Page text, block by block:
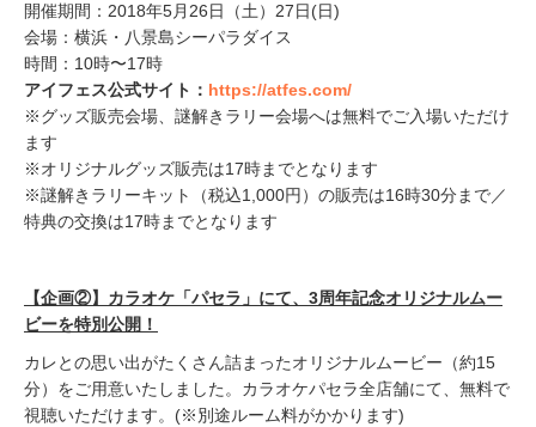
開催期間：2018年5月26日（土）27日(日)
会場：横浜・八景島シーパラダイス
時間：10時〜17時
アイフェス公式サイト： https://atfes.com/
※グッズ販売会場、謎解きラリー会場へは無料でご入場いただけ
ます
※オリジナルグッズ販売は17時までとなります
※謎解きラリーキット（税込1,000円）の販売は16時30分まで／
特典の交換は17時までとなります
【企画②】カラオケ「パセラ」にて、3周年記念オリジナルムー
ビーを特別公開！
カレとの思い出がたくさん詰まったオリジナルムービー（約15
分）をご用意いたしました。カラオケパセラ全店舗にて、無料で
視聴いただけます。(※別途ルーム料がかかります)